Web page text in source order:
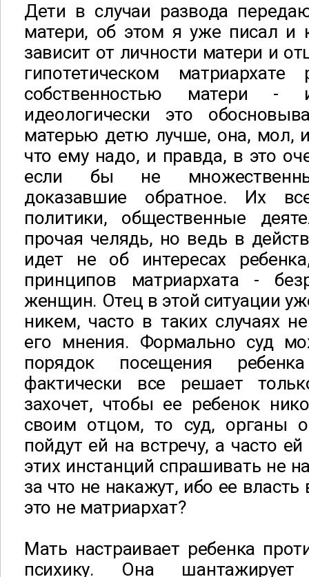
Дети в случаи развода
матери, об этом я уже писал и
зависит от личности матери и
гипотетическом матриархате
собственностью матери -
идеологически это
матерью детю лучше, она, мол,
что ему надо, и правда, в это
если бы не
доказавшие обратное. Их
политики, общественные
прочая челядь, но ведь в
идет не об интересах
принципов матриархата -
женщин. Отец в этой ситуации
никем, часто в таких случаях
его мнения. Формально суд
порядок посещения
фактически все решает
захочет, чтобы ее ребенок
своим отцом, то суд, органы
пойдут ей на встречу, а часто
этих инстанций спрашивать не
за что не накажут, ибо ее
это не матриархат?
Мать настраивает ребенка
психику. Она